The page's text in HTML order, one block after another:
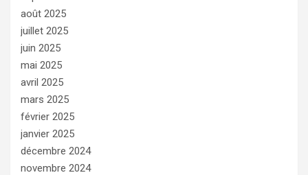
août 2025
juillet 2025
juin 2025
mai 2025
avril 2025
mars 2025
février 2025
janvier 2025
décembre 2024
novembre 2024